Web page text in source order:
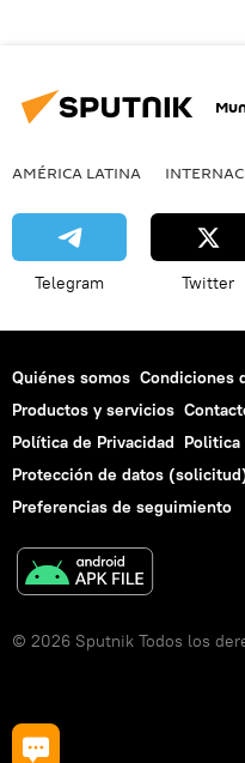
AMÉRICA LATINA
Telegram Twitter
Quiénes somos Condiciones
Productos y servicios
Política de Privacidad Politica
Protección de datos
Preferencias de seguimiento
© 2026 Sputnik Todos los